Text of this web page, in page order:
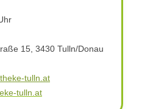
15, 3430 Tulln/Donau
tulln.at
tulln.at